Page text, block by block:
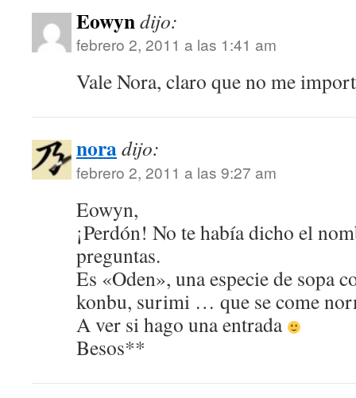
Eowyndijo:
febrero 2, 2011 a las 1:41 am
Vale Nora, claro que no me
noradijo:
febrero 2, 2011 a las 9:27 am
Eowyn,
¡Perdón! No te había dicho el
preguntas.
Es «Oden», una especie de sopa
konbu, surimi … que se come
A ver si hago una entrada
Besos**